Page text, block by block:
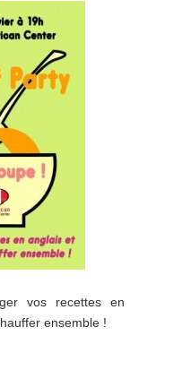
vos recettes en
ensemble !